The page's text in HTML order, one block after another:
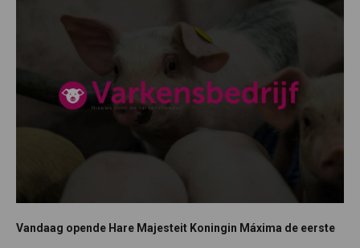
Vandaag opende Hare Majesteit Koningin Máxima de eerste